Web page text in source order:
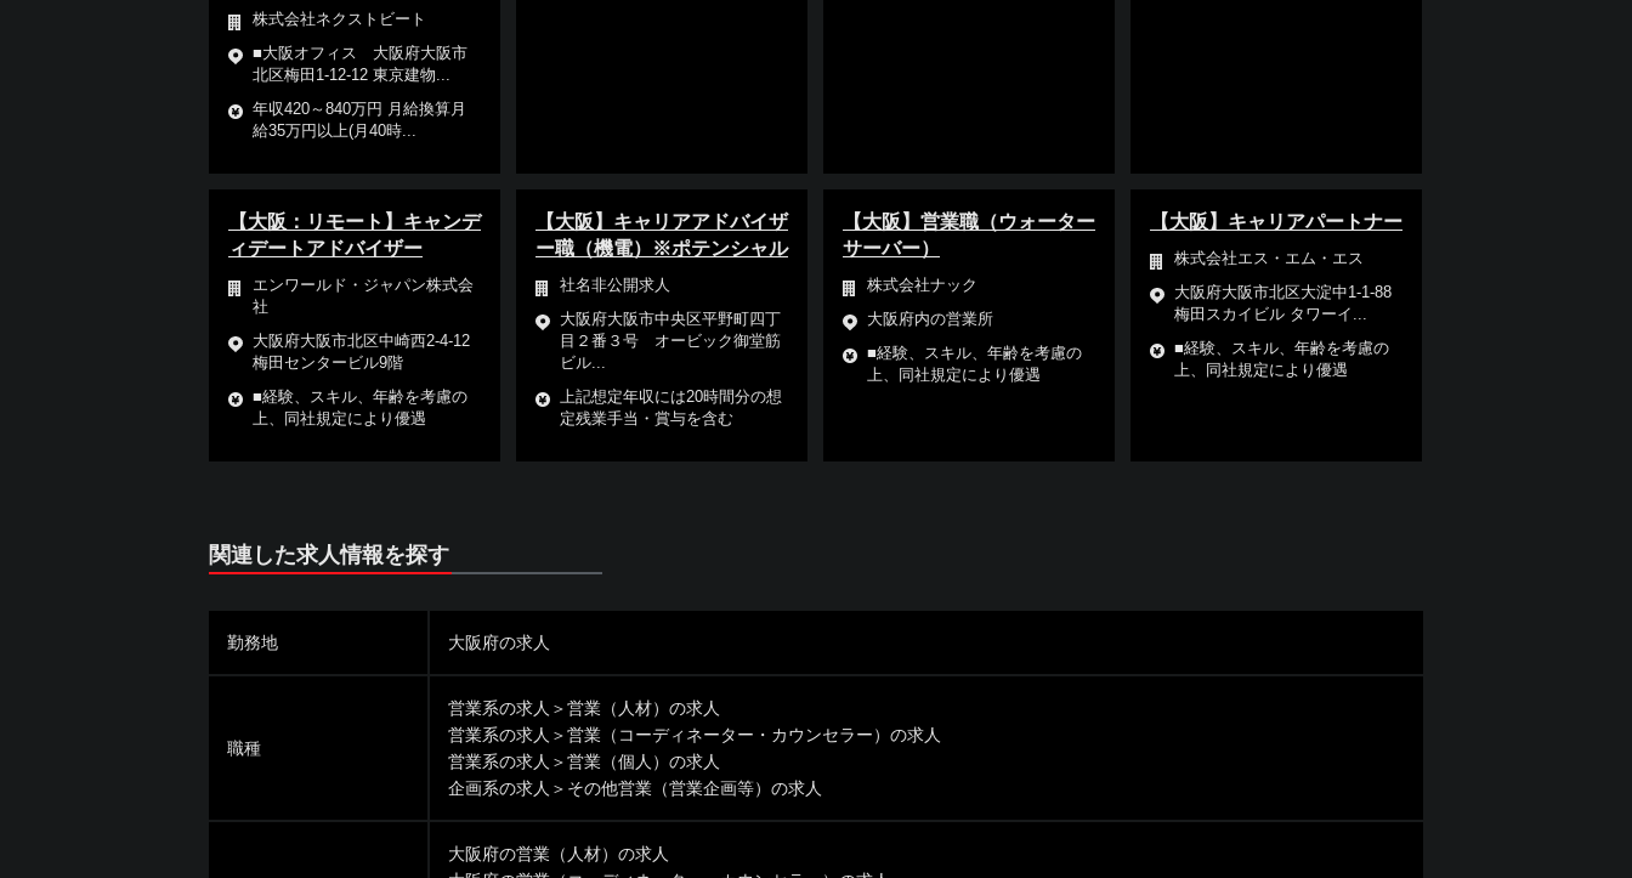
株式会社ネクストビート
■大阪オフィス 大阪府大阪市
北区梅田1-12-12 東京建物...
年収420～840万円 月給換算月
給35万円以上(月40時...
【大阪：リモート】キャンデ
ィデートアドバイザー
エンワールド・ジャパン株式会
社
大阪府大阪市北区中崎西2-4-12
梅田センタービル9階
■経験、スキル、年齢を考慮の
上、同社規定により優遇
【大阪】キャリアアドバイザ
ー職（機電）※ポテンシャル
社名非公開求人
大阪府大阪市中央区平野町四丁
目２番３号 オービック御堂筋
ビル...
上記想定年収には20時間分の想
定残業手当・賞与を含む
【大阪】営業職（ウォーター
サーバー）
株式会社ナック
大阪府内の営業所
■経験、スキル、年齢を考慮の
上、同社規定により優遇
【大阪】キャリアパートナー
株式会社エス・エム・エス
大阪府大阪市北区大淀中1-1-88
梅田スカイビル タワーイ...
■経験、スキル、年齢を考慮の
上、同社規定により優遇
関連した求人情報を探す
勤務地 大阪府の求人
職種
営業系の求人 ＞営業（人材）の求人
営業系の求人 ＞営業（コーディネーター・カウンセラー）の求人
営業系の求人 ＞営業（個人）の求人
企画系の求人 ＞ その他営業（営業企画等）の求人
大阪府の営業（人材）の求人